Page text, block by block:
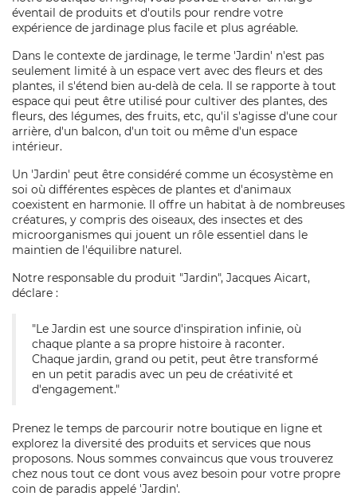
éventail de produits et d'outils pour rendre votre
expérience de jardinage plus facile et plus agréable.
Dans le contexte de jardinage, le terme 'Jardin' n'est pas
seulement limité à un espace vert avec des fleurs et des
plantes, il s'étend bien au-delà de cela. Il se rapporte à tout
espace qui peut être utilisé pour cultiver des plantes, des
fleurs, des légumes, des fruits, etc, qu'il s'agisse d'une cour
arrière, d'un balcon, d'un toit ou même d'un espace
intérieur.
Un 'Jardin' peut être considéré comme un écosystème en
soi où différentes espèces de plantes et d'animaux
coexistent en harmonie. Il offre un habitat à de nombreuses
créatures, y compris des oiseaux, des insectes et des
microorganismes qui jouent un rôle essentiel dans le
maintien de l'équilibre naturel.
Notre responsable du produit "Jardin", Jacques Aicart,
déclare :
"Le Jardin est une source d'inspiration infinie, où
chaque plante a sa propre histoire à raconter.
Chaque jardin, grand ou petit, peut être transformé
en un petit paradis avec un peu de créativité et
d'engagement."
Prenez le temps de parcourir notre boutique en ligne et
explorez la diversité des produits et services que nous
proposons. Nous sommes convaincus que vous trouverez
chez nous tout ce dont vous avez besoin pour votre propre
coin de paradis appelé 'Jardin'.